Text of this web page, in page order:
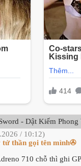
- Dật Kiếm
/ 10:12)
tử thần gọi tên mình✇
710 chỗ thì ghi